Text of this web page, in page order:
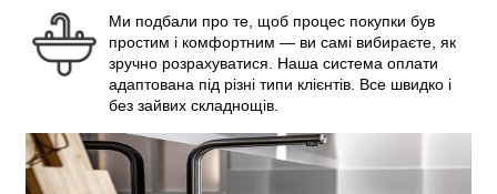
Ми подбали про те, щоб процес покупки був
простим і комфортним — ви самі вибираєте, як
зручно розрахуватися. Наша система оплати
адаптована під різні типи клієнтів. Все швидко і
без зайвих складнощів.